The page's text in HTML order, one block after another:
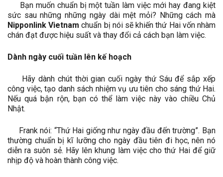
Bạn muốn chuẩn bị một tuần làm việc mới hay đang kiệt
sức sau những những ngày dài mệt mỏi? Những cách mà
Nipponlink Vietnam chuẩn bị nói sẽ khiến thứ Hai vốn nhàm
chán đạt được hiệu suất và thay đổi cả cách bạn làm việc.
Dành ngày cuối tuần lên kế hoạch
Hãy dành chút thời gian cuối ngày thứ Sáu để sắp xếp
công việc, tạo danh sách nhiệm vụ ưu tiên cho sáng thứ Hai.
Nếu quá bận rộn, bạn có thể làm việc này vào chiều Chủ
Nhật.
Frank nói: “Thứ Hai giống như ngày đầu đến trường”. Bạn
thường chuẩn bị kĩ lưỡng cho ngày đầu tiên đi học, nên nó
diễn ra suôn sẻ. Hãy lên khung làm việc cho thứ Hai để giữ
nhịp độ và hoàn thành công việc.